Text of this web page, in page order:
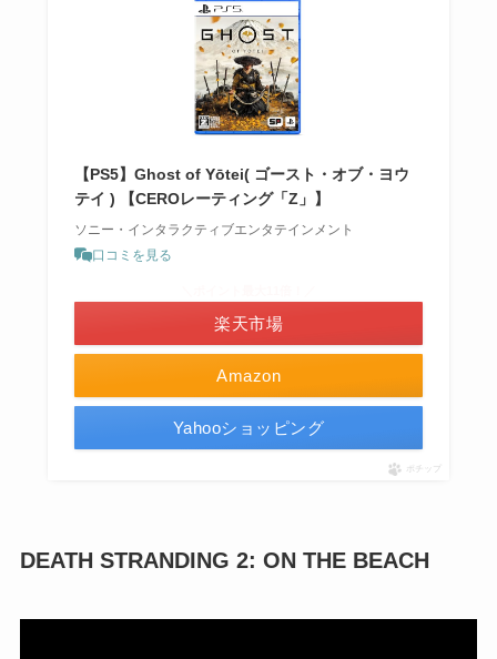
【PS5】Ghost of Yōtei( ゴースト・オブ・ヨウ
テイ ) 【CEROレーティング「Z」】
ソニー・インタラクティブエンタテインメント
口コミを見る
Amazon
楽天市場
Yahooショッピング
ポチップ
DEATH STRANDING 2: ON THE BEACH